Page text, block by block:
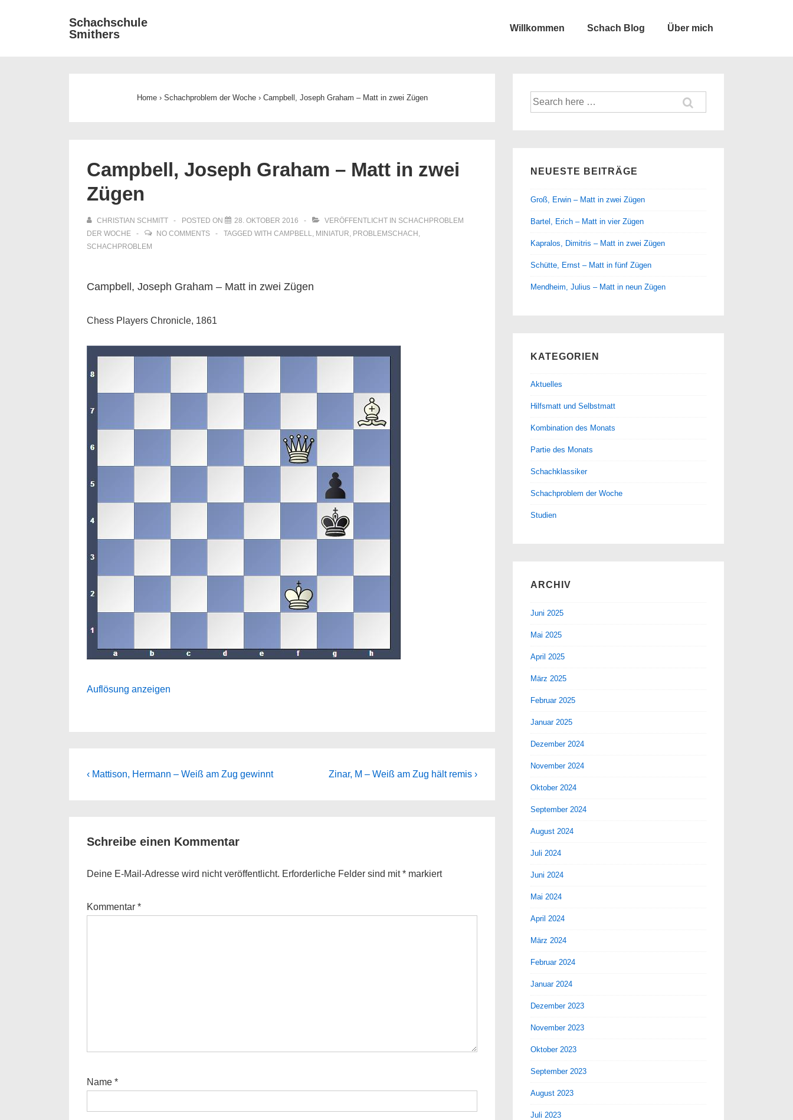
Schachschule
Smithers
Willkommen Schach Blog Über mich
Home › Schachproblem der Woche › Campbell, Joseph Graham – Matt in zwei Zügen
Campbell, Joseph Graham – Matt in zwei
Zügen
CHRISTIAN SCHMITT POSTED ON 28. OKTOBER 2016 VERÖFFENTLICHT IN SCHACHPROBLEM
DER WOCHE
NO COMMENTS TAGGED WITH CAMPBELL, MINIATUR, PROBLEMSCHACH ,
SCHACHPROBLEM
Campbell, Joseph Graham – Matt in zwei Zügen
Chess Players Chronicle, 1861
Auflösung anzeigen
Beitragsnavigation
Previous
‹ Mattison, Hermann – Weiß am Zug gewinnt
Next
Zinar, M – Weiß am Zug hält remis ›
Schreibe einen Kommentar
Deine E-Mail-Adresse wird nicht veröffentlicht. Erforderliche Felder sind mit* markiert
Kommentar *
Name *
Suche
nach:
NEUESTE BEITRÄGE
Groß, Erwin – Matt in zwei Zügen
Bartel, Erich – Matt in vier Zügen
Kapralos, Dimitris – Matt in zwei Zügen
Schütte, Ernst – Matt in fünf Zügen
Mendheim, Julius – Matt in neun Zügen
KATEGORIEN
Aktuelles
Hilfsmatt und Selbstmatt
Kombination des Monats
Partie des Monats
Schachklassiker
Schachproblem der Woche
Studien
ARCHIV
Juni 2025
Mai 2025
April 2025
März 2025
Februar 2025
Januar 2025
Dezember 2024
November 2024
Oktober 2024
September 2024
August 2024
Juli 2024
Juni 2024
Mai 2024
April 2024
März 2024
Februar 2024
Januar 2024
Dezember 2023
November 2023
Oktober 2023
September 2023
August 2023
Juli 2023